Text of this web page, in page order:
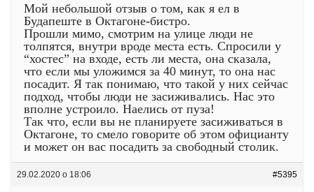
Мой небольшой отзыв о том, как я ел в
Будапеште в Октагоне-бистро.
Прошли мимо, смотрим на улице люди не
толпятся, внутри вроде места есть. Спросили у
“хостес” на входе, есть ли места, она сказала,
что если мы уложимся за 40 минут, то она нас
посадит. Я так понимаю, что такой у них сейчас
подход, чтобы люди не засиживались. Нас это
вполне устроило. Наелись от пуза!
Так что, если вы не планируете засиживаться в
Октагоне, то смело говорите об этом официанту
и может он вас посадить за свободный столик.
29.02.2020 о 18:06 #5395